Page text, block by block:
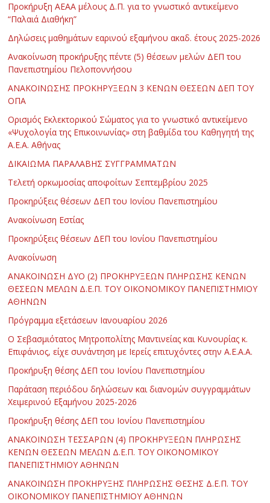
Προκήρυξη ΑΕΑΑ μέλους Δ.Π. για το γνωστικό αντικείμενο
“Παλαιά Διαθήκη”
Δηλώσεις μαθημάτων εαρινού εξαμήνου ακαδ. έτους 2025-2026
Ανακοίνωση προκήρυξης πέντε (5) θέσεων μελών ΔΕΠ του
Πανεπιστημίου Πελοποννήσου
ΑΝΑΚΟΙΝΩΣΗΣ ΠΡΟΚΗΡΥΞΕΩΝ 3 ΚΕΝΩΝ ΘΕΣΕΩΝ ΔΕΠ ΤΟΥ
ΟΠΑ
Ορισμός Εκλεκτορικού Σώματος για το γνωστικό αντικείμενο
«Ψυχολογία της Επικοινωνίας» στη βαθμίδα του Καθηγητή της
Α.Ε.Α. Αθήνας
ΔΙΚΑΙΩΜΑ ΠΑΡΑΛΑΒΗΣ ΣΥΓΓΡΑΜΜΑΤΩΝ
Τελετή ορκωμοσίας αποφοίτων Σεπτεμβρίου 2025
Προκηρύξεις θέσεων ΔΕΠ του Ιονίου Πανεπιστημίου
Ανακοίνωση Εστίας
Προκηρύξεις θέσεων ΔΕΠ του Ιονίου Πανεπιστημίου
Ανακοίνωση
ΑΝΑΚΟΙΝΩΣΗ ΔΥΟ (2) ΠΡΟΚΗΡΥΞΕΩΝ ΠΛΗΡΩΣΗΣ ΚΕΝΩΝ
ΘΕΣΕΩΝ ΜΕΛΩΝ Δ.Ε.Π. ΤΟΥ ΟΙΚΟΝΟΜΙΚΟΥ ΠΑΝΕΠΙΣΤΗΜΙΟΥ
ΑΘΗΝΩΝ
Πρόγραμμα εξετάσεων Ιανουαρίου 2026
Ο Σεβασμιότατος Μητροπολίτης Μαντινείας και Κυνουρίας κ.
Επιφάνιος, είχε συνάντηση με Ιερείς επιτυχόντες στην Α.Ε.Α.Α.
Προκήρυξη θέσης ΔΕΠ του Ιονίου Πανεπιστημίου
Παράταση περιόδου δηλώσεων και διανομών συγγραμμάτων
Χειμερινού Εξαμήνου 2025-2026
Προκήρυξη θέσης ΔΕΠ του Ιονίου Πανεπιστημίου
ΑΝΑΚΟΙΝΩΣΗ ΤΕΣΣΑΡΩΝ (4) ΠΡΟΚΗΡΥΞΕΩΝ ΠΛΗΡΩΣΗΣ
ΚΕΝΩΝ ΘΕΣΕΩΝ ΜΕΛΩΝ Δ.Ε.Π. ΤΟΥ ΟΙΚΟΝΟΜΙΚΟΥ
ΠΑΝΕΠΙΣΤΗΜΙΟΥ ΑΘΗΝΩΝ
ΑΝΑΚΟΙΝΩΣΗ ΠΡΟΚΗΡΥΞΗΣ ΠΛΗΡΩΣΗΣ ΘΕΣΗΣ Δ.Ε.Π. ΤΟΥ
ΟΙΚΟΝΟΜΙΚΟΥ ΠΑΝΕΠΙΣΤΗΜΙΟΥ ΑΘΗΝΩΝ